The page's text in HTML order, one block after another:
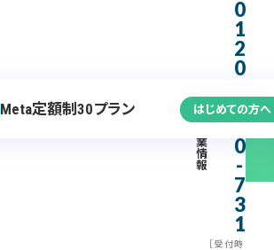
業
情
報
0
1
2
0
3
7
0
-
7
3
1
［受付時
Meta定額制30プラン はじめての方へ